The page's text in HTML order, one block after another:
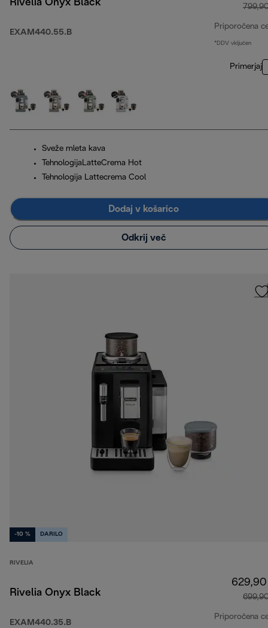
Rivelia Onyx Black
EXAM440.55.B
Priporočena
*DDV vključen
Primerjaj
Sveže mleta kava
TehnologijaLatteCrema Hot
Tehnologija Lattecrema Cool
Dodaj v košarico
Odkrij več
-10 % DARILO
RIVELIA
Rivelia Onyx Black
EXAM440.35.B
Priporočena